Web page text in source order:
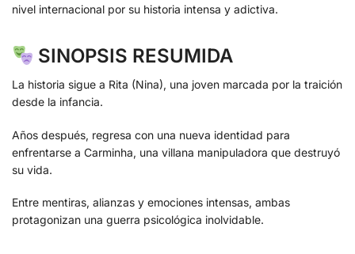
nivel internacional por su historia intensa y adictiva.
SINOPSIS RESUMIDA
La historia sigue a Rita (Nina), una joven marcada por la traición
desde la infancia.
Años después, regresa con una nueva identidad para
enfrentarse a Carminha, una villana manipuladora que destruyó
su vida.
Entre mentiras, alianzas y emociones intensas, ambas
protagonizan una guerra psicológica inolvidable.